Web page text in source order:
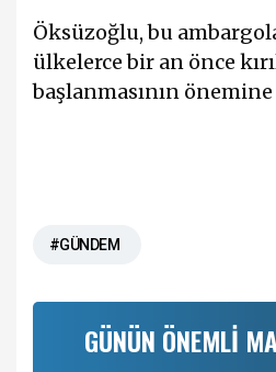
Öksüzoğlu, bu
ülkelerce bir an önce
başlanmasının
#GÜNDEM
GÜNÜN ÖNEMLİ